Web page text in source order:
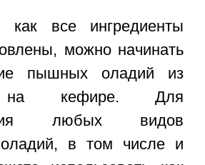
как все ингредиенты
можно начинать
пышных оладий из
на кефире. Для
любых видов
оладий, в том числе и